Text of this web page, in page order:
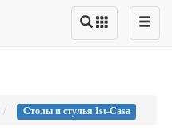
Столы и стулья Ist-Casa